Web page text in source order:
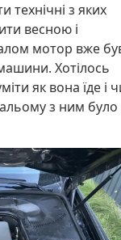
технічні з яких
весною і
мотор вже
Хотілось
як вона їде і
з ним було